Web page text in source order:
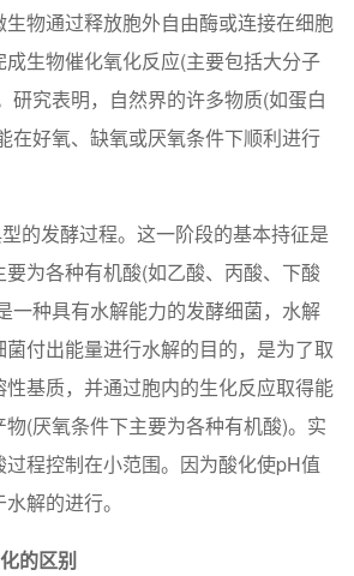
物通过释放胞外自由酶或连接在细胞
生物催化氧化反应(主要包括大分子
研究表明，自然界的许多物质(如蛋白
在好氧、缺氧或厌氧条件下顺利进行
发酵过程。这一阶段的基本持征是
为各种有机酸(如乙酸、丙酸、下酸
一种具有水解能力的发酵细菌，水解
付出能量进行水解的目的，是为了取
基质，并通过胞内的生化反应取得能
(厌氧条件下主要为各种有机酸)。实
程控制在小范围。因为酸化使pH值
解的进行。
的区别